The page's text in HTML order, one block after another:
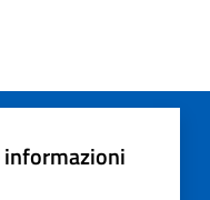
informazioni